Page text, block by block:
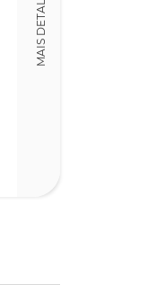
MAIS DETALHES